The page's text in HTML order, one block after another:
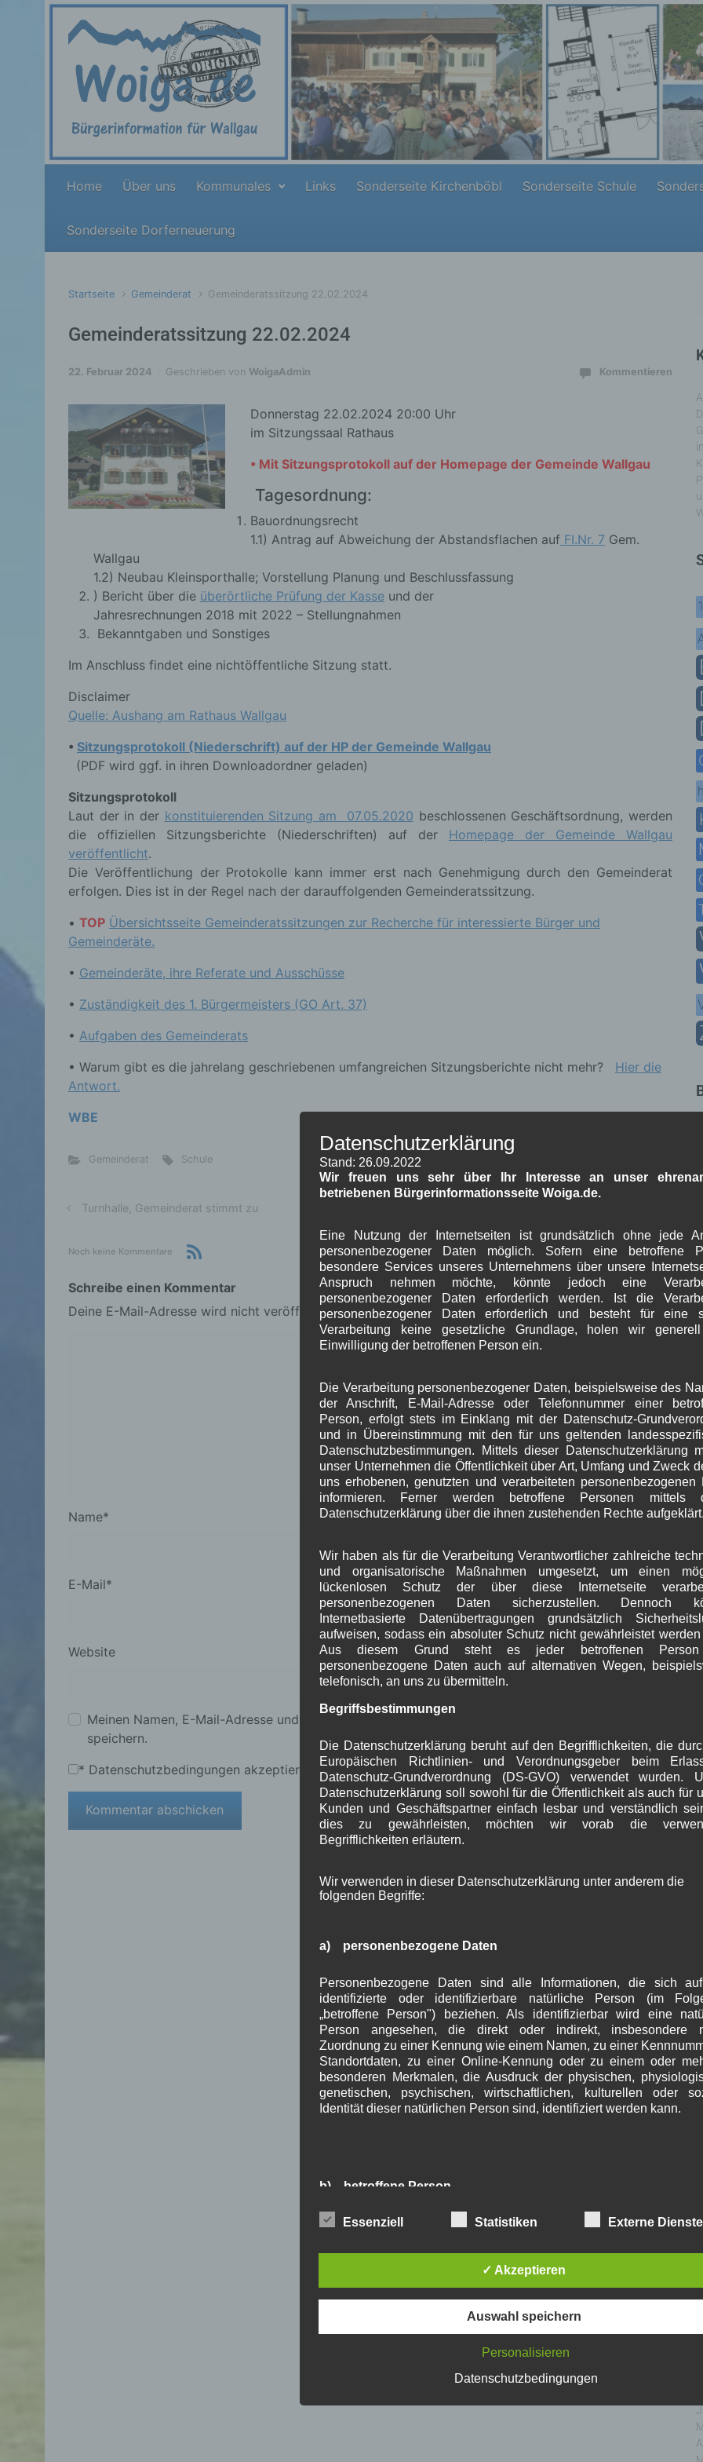
Zum Hauptinhalt springen
Home Über uns Kommunales Links Sonderseite Kirchenböbl Sonderseite Schule
Sonderseite Dorferneuerung
Startseite Gemeinderat Gemeinderatssitzung 22.02.2024
Gemeinderatssitzung 22.02.2024
22. Februar 2024 Geschrieben von WoigaAdmin Kommentieren
Donnerstag 22.02.2024 20:00 Uhr
im Sitzungssaal Rathaus
• Mit Sitzungsprotokoll auf der Homepage der Gemeinde Wallgau
Tagesordnung:
Bauordnungsrecht
1.1) Antrag auf Abweichung der Abstandsflachen auf FI.Nr. 7 Gem.
Wallgau
1.2) Neubau Kleinsporthalle; Vorstellung Planung und Beschlussfassung
) Bericht über die überörtliche Prüfung der Kasse und der
Jahresrechnungen 2018 mit 2022 – Stellungnahmen
Bekanntgaben und Sonstiges
Im Anschluss findet eine nichtöffentliche Sitzung statt.
Disclaimer
Quelle: Aushang am Rathaus Wallgau
• Sitzungsprotokoll (Niederschrift) auf der HP der Gemeinde Wallgau
(PDF wird ggf. in ihren Downloadordner geladen)
Sitzungsprotokoll
Laut der in der konstituierenden Sitzung am 07.05.2020 beschlossenen Geschäftsordnung, werden
die offiziellen Sitzungsberichte (Niederschriften) auf der Homepage der Gemeinde Wallgau
veröffentlicht.
Die Veröffentlichung der Protokolle kann immer erst nach Genehmigung durch den Gemeinderat
erfolgen. Dies ist in der Regel nach der darauffolgenden Gemeinderatssitzung.
• TOP Übersichtsseite Gemeinderatssitzungen zur Recherche für interessierte Bürger und
Gemeinderäte.
• Gemeinderäte, ihre Referate und Ausschüsse
• Zuständigkeit des 1. Bürgermeisters (GO Art. 37)
• Aufgaben des Gemeinderats
• Warum gibt es die jahrelang geschriebenen umfangreichen Sitzungsberichte nicht mehr? Hier die
Antwort.
WBE
Gemeinderat Schule
Turnhalle, Gemeinderat stimmt zu
Noch keine Kommentare
Schreibe einen Kommentar
Deine E-Mail-Adresse wird nicht veröffentlicht. Erforderliche Felder sind mit*markiert
Name*
E-Mail*
Website
Meinen Namen, E-Mail-Adresse und Website in diesem Browser für meinen nächsten Kommentar
speichern.
* Datenschutzbedingungen akzeptieren
Datenschutzerklärung
Stand: 26.09.2022
Wir freuen uns sehr über Ihr Interesse an unser
betriebenen Bürgerinformationsseite Woiga.de.
Eine Nutzung der Internetseiten ist grundsätzlich ohne jede
personenbezogener Daten möglich. Sofern eine betroffene
besondere Services unseres Unternehmens über unsere
Anspruch nehmen möchte, könnte jedoch eine
personenbezogener Daten erforderlich werden. Ist die
personenbezogener Daten erforderlich und besteht für eine
Verarbeitung keine gesetzliche Grundlage, holen wir
Einwilligung der betroffenen Person ein.
Die Verarbeitung personenbezogener Daten, beispielsweise des
der Anschrift, E-Mail-Adresse oder Telefonnummer einer
Person, erfolgt stets im Einklang mit der Datenschutz-
und in Übereinstimmung mit den für uns geltenden
Datenschutzbestimmungen. Mittels dieser Datenschutzerklärung
unser Unternehmen die Öffentlichkeit über Art, Umfang und Zweck
uns erhobenen, genutzten und verarbeiteten personenbezogenen
informieren. Ferner werden betroffene Personen mittels
Datenschutzerklärung über die ihnen zustehenden Rechte aufgeklärt.
Wir haben als für die Verarbeitung Verantwortlicher zahlreiche
und organisatorische Maßnahmen umgesetzt, um einen
lückenlosen Schutz der über diese Internetseite
personenbezogenen Daten sicherzustellen. Dennoch
Internetbasierte Datenübertragungen grundsätzlich
aufweisen, sodass ein absoluter Schutz nicht gewährleistet werden
Aus diesem Grund steht es jeder betroffenen
personenbezogene Daten auch auf alternativen Wegen,
telefonisch, an uns zu übermitteln.
Begriffsbestimmungen
Die Datenschutzerklärung beruht auf den Begrifflichkeiten, die
Europäischen Richtlinien- und Verordnungsgeber beim
Datenschutz-Grundverordnung (DS-GVO) verwendet wurden.
Datenschutzerklärung soll sowohl für die Öffentlichkeit als auch für
Kunden und Geschäftspartner einfach lesbar und verständlich
dies zu gewährleisten, möchten wir vorab die
Begrifflichkeiten erläutern.
Wir verwenden in dieser Datenschutzerklärung unter anderem die
folgenden Begriffe:
a) personenbezogene Daten
Personenbezogene Daten sind alle Informationen, die sich
identifizierte oder identifizierbare natürliche Person (im
„betroffene Person") beziehen. Als identifizierbar wird eine
Person angesehen, die direkt oder indirekt, insbesondere
Zuordnung zu einer Kennung wie einem Namen, zu einer
Standortdaten, zu einer Online-Kennung oder zu einem oder
besonderen Merkmalen, die Ausdruck der physischen,
genetischen, psychischen, wirtschaftlichen, kulturellen oder
Identität dieser natürlichen Person sind, identifiziert werden kann.
b) betroffene Person
Betroffene Person ist jede identifizierte oder identifizierbare natürliche
Verantwortlichen verarbeitet werden.
c) Verarbeitung
Verarbeitung ist jeder mit oder ohne Hilfe automatisierter
ausgeführte Vorgang oder jede solche Vorgangsreihe im
Organisation, das Ordnen, die Speicherung, die Anpassung
Offenlegung durch Übermittlung, Verbreitung oder eine andere
Bereitstellung, den Abgleich oder die Verknüpfung, die
Essenziell Statistiken Externe Dienste
✓ Akzeptieren
Auswahl speichern
Personalisieren
Datenschutzbedingungen